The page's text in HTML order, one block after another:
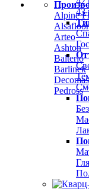
Alpine
Alsafloor
Arteo
Ashton
Balterio
Barlinek
Pedross
43